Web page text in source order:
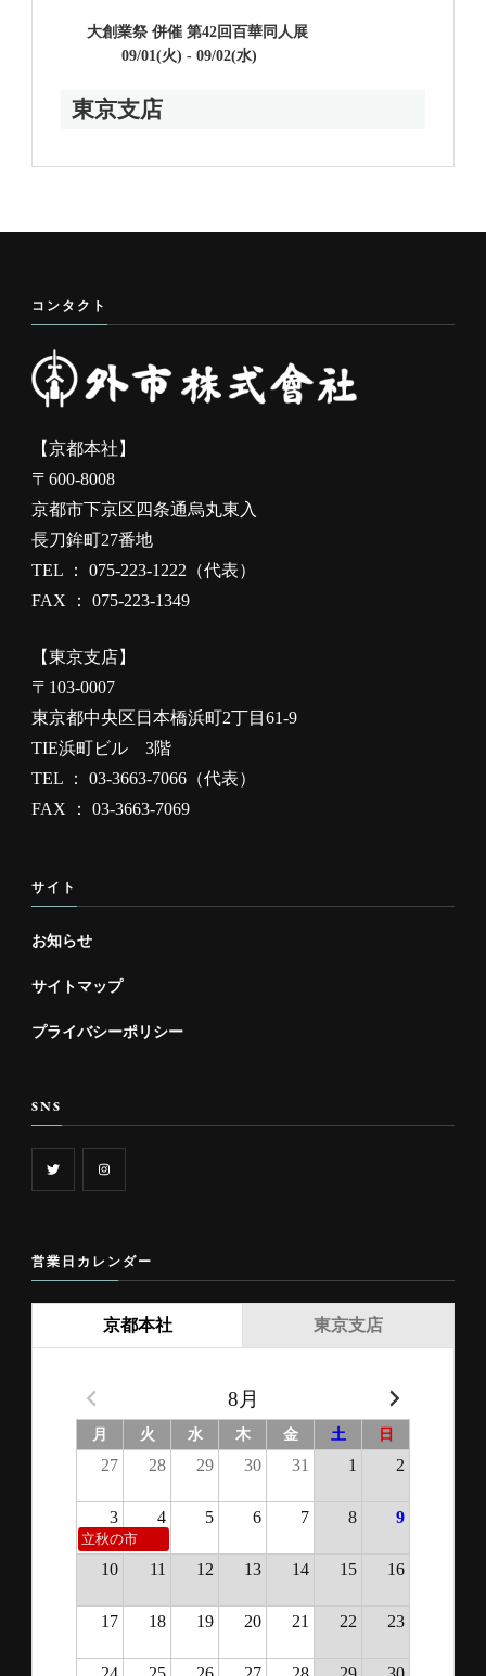
大創業祭 併催 第42回百華同人展
09/01(火) - 09/02(水)
東京支店
コンタクト
【京都本社】
〒600-8008
京都市下京区四条通烏丸東入
長刀鉾町27番地
TEL ： 075-223-1222（代表）
FAX ： 075-223-1349
【東京支店】
〒103-0007
東京都中央区日本橋浜町2丁目61-9
TIE浜町ビル 3階
TEL ： 03-3663-7066（代表）
FAX ： 03-3663-7069
サイト
お知らせ
サイトマップ
プライバシーポリシー
SNS
営業日カレンダー
京都本社
8月
月 火 水 木 金 土 日
27 28 29 30 31 1 2
3 4 5 6 7 8 9
立秋の市
10 11 12 13 14 15 16
17 18 19 20 21 22 23
東京支店